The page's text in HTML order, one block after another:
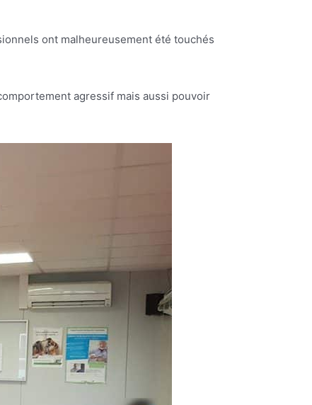
ont malheureusement été touchés
agressif mais aussi pouvoir